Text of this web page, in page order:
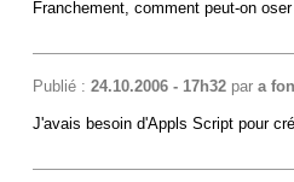
Franchement, comment peut-on
Publié : 24.10.2006 - 17h32par a
J'avais besoin d'Appls Script pour